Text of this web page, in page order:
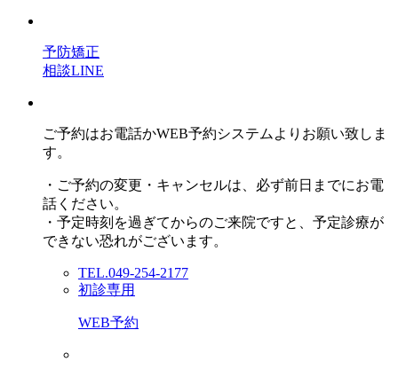
予防矯正
相談LINE
ご予約はお電話かWEB予約システムよりお願い致しま
す。
・ご予約の変更・キャンセルは、必ず前日までにお電
話ください。
・予定時刻を過ぎてからのご来院ですと、予定診療が
できない恐れがございます。
TEL.049-254-2177
初診専用
WEB予約